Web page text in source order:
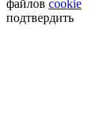
файлов cookie
подтвердить